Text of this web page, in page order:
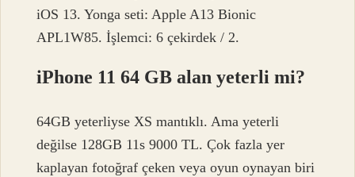
iOS 13. Yonga seti: Apple A13 Bionic
APL1W85. İşlemci: 6 çekirdek / 2.
iPhone 11 64 GB alan yeterli mi?
64GB yeterliyse XS mantıklı. Ama yeterli
değilse 128GB 11s 9000 TL. Çok fazla yer
kaplayan fotoğraf çeken veya oyun oynayan biri